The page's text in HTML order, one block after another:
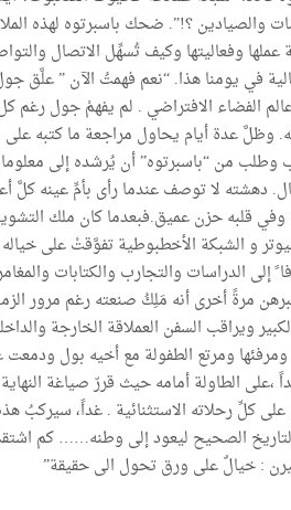
والصيادين ؟!”. ضحك باسبرتوه لهذه
وفعاليتها وكيف تُسهِّل الاتصال
في يومنا هذا. “نعم فهمتُ الآن ” علَّق
الفضاء الافتراضي . لم يفهمْ جول
وظلَّ عدة أيام يحاول مراجعة ما كتبه
من “باسبرتوه” أن يُرشده إلى
لا توصف عندما رأى بأمِّ عينه كلَّ
قلبه حزن عميق.فبعدما كان ملك
و الشبكة الأخطبوطية تفوَّقتْ على
الدراسات والتجارب والكتابات
مرةً أخرى أنه مَلِكُ صنعته رغم مرور
ويراقب السفن العملاقة الخارجة
ومرتع الطفولة مع أخيه بول ودمعت
الطاولة أمامه حيث قررّ صياغة
كلِّ رحلاته الاستثنائية . غداً، سيركبُ
التاريخ الصحيح ليعود إلى وطنه…… كم
: خيالٌ على ورق تحول الى حقيقة”